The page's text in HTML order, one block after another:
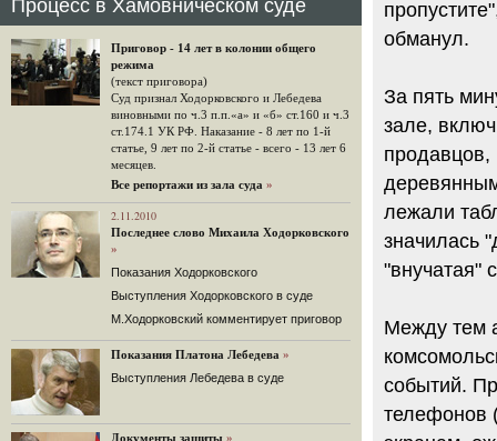
15.08.2014
конфискационным санкциям со
стороны государства, оказались под
защитой арбитражного суда"
Швейцарская газета "Neue Zuercher
Zeitung" о гаагском судебном
решении.
48 комментариев
Не исключил
Владимир Путин допускает, что Россия может выйти из-
под юрисдикции ЕСПЧ.
88 комментариев
14.08.2014
Нарулил
Игорь Сечин просит о помощи.
Ссылаясь на санкции, глава
«Роснефти» хочет выбить из фонда
Процесс в Хамовническом суде
Приговор - 14 лет в колонии общего
режима
(текст приговора)
Суд признал Ходорковского и Лебедева
виновными по ч.3 п.п.«а» и «б» ст.160 и ч.3
ст.174.1 УК РФ. Наказание - 8 лет по 1-й
статье, 9 лет по 2-й статье - всего - 13 лет 6
месяцев.
Все репортажи из зала суда »
2.11.2010
Последнее слово Михаила Ходорковского
»
Показания Ходорковского
Выступления Ходорковского в суде
М.Ходорковский комментирует приговор
Показания Платона Лебедева »
Выступления Лебедева в суде
Документы защиты »
обманул.
За пять
зале,
продавцов,
лежали
значилась
"внучатая"
Между тем
событий.
телефонов